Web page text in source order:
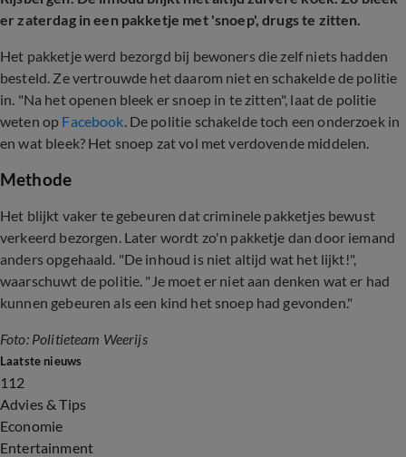
er zaterdag in een pakketje met 'snoep', drugs te zitten.
Het pakketje werd bezorgd bij bewoners die zelf niets hadden
besteld. Ze vertrouwde het daarom niet en schakelde de politie
in. "Na het openen bleek er snoep in te zitten", laat de politie
weten op Facebook. De politie schakelde toch een onderzoek in
en wat bleek? Het snoep zat vol met verdovende middelen.
Methode
Het blijkt vaker te gebeuren dat criminele pakketjes bewust
verkeerd bezorgen. Later wordt zo'n pakketje dan door iemand
anders opgehaald. "De inhoud is niet altijd wat het lijkt!",
waarschuwt de politie. "Je moet er niet aan denken wat er had
kunnen gebeuren als een kind het snoep had gevonden."
Foto: Politieteam Weerijs
Laatste nieuws
112
Advies & Tips
Economie
Entertainment